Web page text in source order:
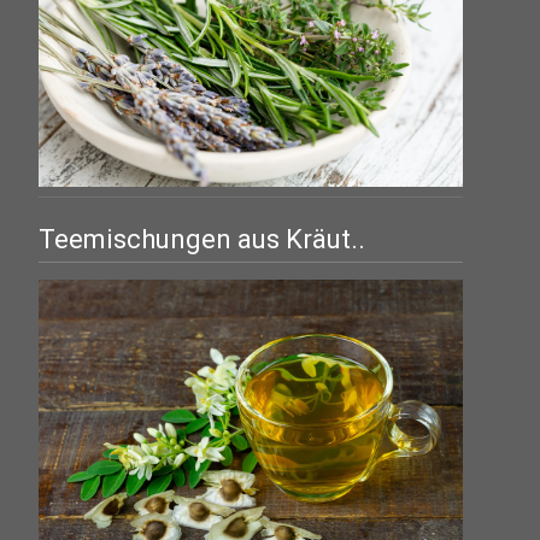
Teemischungen aus Kräut..